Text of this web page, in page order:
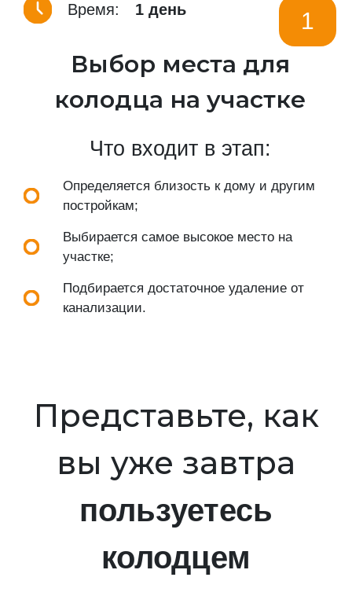
Время: 1 день 1
Выбор места для
колодца на участке
Что входит в этап:
Определяется близость к дому и другим
постройкам;
Выбирается самое высокое место на
участке;
Подбирается достаточное удаление от
канализации.
Представьте, как
вы уже завтра
пользуетесь
колодцем